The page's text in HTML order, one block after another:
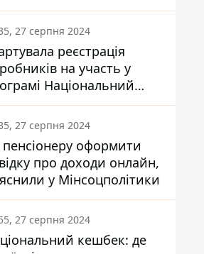
27 серпня 2024
реєстрація
на участь у
Національний
як це зробити
портал Дія
27 серпня 2024
оформити
про доходи онлайн,
пояснили у Мінсоцполітики
27 серпня 2024
кешбек: де